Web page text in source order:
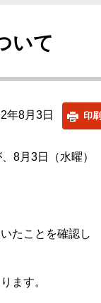
いて
年8月3日 印刷
8月3日（水曜）
たことを確認し
ます。